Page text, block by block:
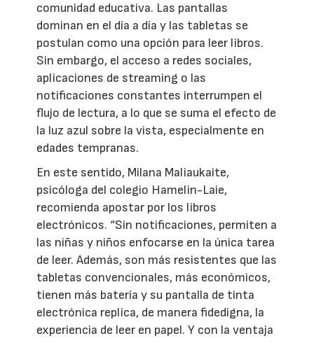
comunidad educativa. Las pantallas
dominan en el día a día y las tabletas se
postulan como una opción para leer libros.
Sin embargo, el acceso a redes sociales,
aplicaciones de streaming o las
notificaciones constantes interrumpen el
flujo de lectura, a lo que se suma el efecto de
la luz azul sobre la vista, especialmente en
edades tempranas.
En este sentido, Milana Maliaukaite,
psicóloga del colegio Hamelin-Laie,
recomienda apostar por los libros
electrónicos. “Sin notificaciones, permiten a
las niñas y niños enfocarse en la única tarea
de leer. Además, son más resistentes que las
tabletas convencionales, más económicos,
tienen más batería y su pantalla de tinta
electrónica replica, de manera fidedigna, la
experiencia de leer en papel. Y con la ventaja